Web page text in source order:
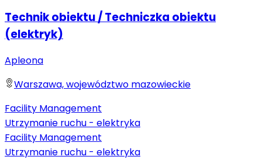
Technik obiektu / Techniczka obiektu
(elektryk)
Apleona
Warszawa, województwo mazowieckie
Facility Management
Utrzymanie ruchu - elektryka
Facility Management
Utrzymanie ruchu - elektryka